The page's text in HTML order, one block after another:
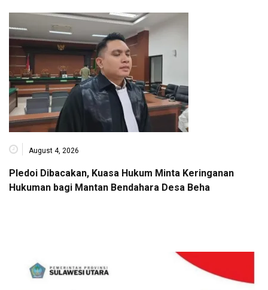
August 4, 2026
Pledoi Dibacakan, Kuasa Hukum Minta Keringanan
Hukuman bagi Mantan Bendahara Desa Beha